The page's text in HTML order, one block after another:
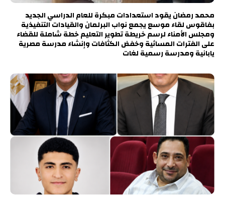
محمد رمضان يقود استعدادات مبكرة للعام الدراسي الجديد
بفاقوس لقاء موسع يجمع نواب البرلمان والقيادات التنفيذية
ومجلس الأمناء لرسم خريطة تطوير التعليم خطة شاملة للقضاء
على الفترات المسائية وخفض الكثافات وإنشاء مدرسة مصرية
يابانية ومدرسة رسمية لغات